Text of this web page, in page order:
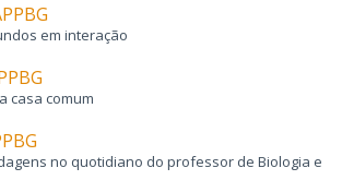
em interação
casa comum
no quotidiano do professor de Biologia e